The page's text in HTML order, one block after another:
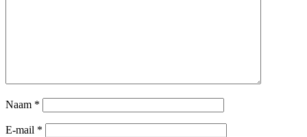
Naam *
E-mail *